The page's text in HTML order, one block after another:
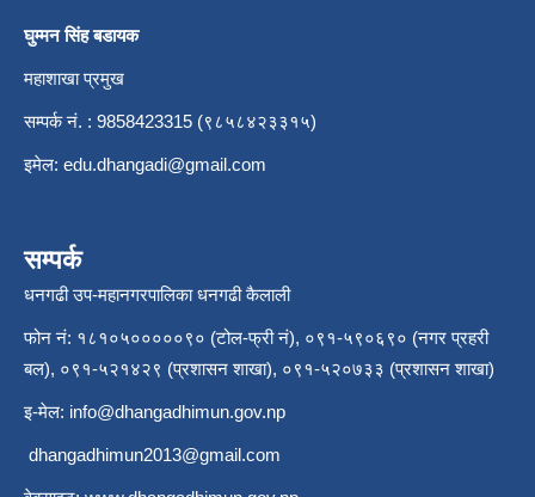
घुम्मन सिंह बडायक
महाशाखा प्रमुख
सम्पर्क नं. : 9858423315 (९८५८४२३३१५)
इमेल: edu.dhangadi@gmail.com
सम्पर्क
धनगढी उप-महानगरपालिका धनगढी कैलाली
फोन नं: १८१०५०००००९० (टोल-फ्री नं), ०९१-५९०६९० (नगर प्रहरी
बल), ०९१-५२१४२९ (प्रशासन शाखा), ०९१-५२०७३३ (प्रशासन शाखा)
इ-मेल: info@dhangadhimun.gov.np
dhangadhimun2013@gmail.com